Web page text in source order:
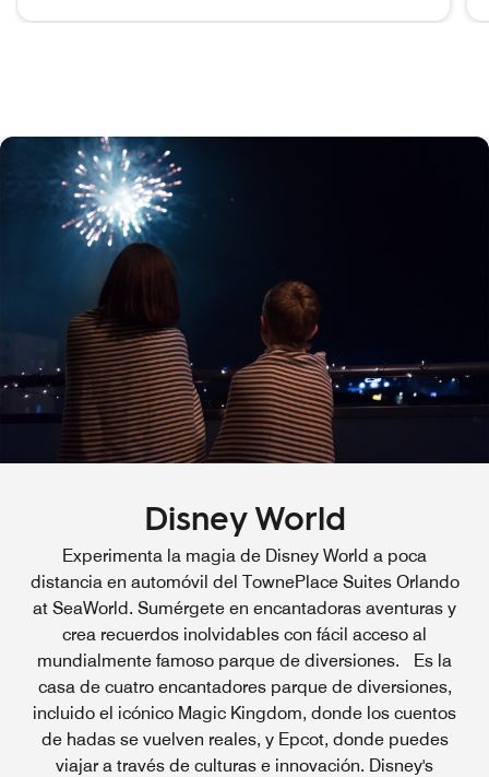
Disney World
Experimenta la magia de Disney World a poca
distancia en automóvil del TownePlace Suites Orlando
at SeaWorld. Sumérgete en encantadoras aventuras y
crea recuerdos inolvidables con fácil acceso al
mundialmente famoso parque de diversiones. Es la
casa de cuatro encantadores parque de diversiones,
incluido el icónico Magic Kingdom, donde los cuentos
de hadas se vuelven reales, y Epcot, donde puedes
viajar a través de culturas e innovación. Disney's